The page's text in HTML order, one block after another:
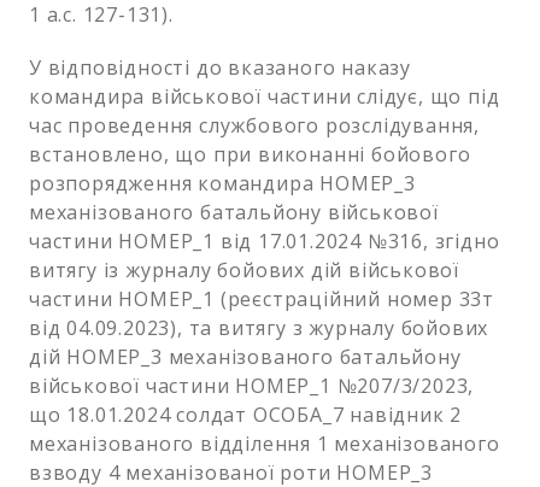
1 а.с. 127-131).
У відповідності до вказаного наказу
командира військової частини слідує, що під
час проведення службового розслідування,
встановлено, що при виконанні бойового
розпорядження командира НОМЕР_3
механізованого батальйону військової
частини НОМЕР_1 від 17.01.2024 №316, згідно
витягу із журналу бойових дій військової
частини НОМЕР_1 (реєстраційний номер 33т
від 04.09.2023), та витягу з журналу бойових
дій НОМЕР_3 механізованого батальйону
військової частини НОМЕР_1 №207/3/2023,
що 18.01.2024 солдат ОСОБА_7 навідник 2
механізованого відділення 1 механізованого
взводу 4 механізованої роти НОМЕР_3